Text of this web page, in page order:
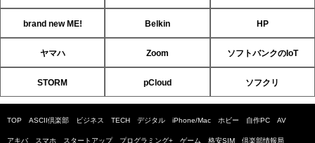
brand new ME! Belkin HP
ヤマハ Zoom ソフトバンクのIoT
STORM pCloud ソフクリ
TOP ASCII倶楽部 ビジネス TECH デジタル iPhone/Mac ホビー 自作PC AV
アキバ スマホ スタートアップ プログラミング+ ゲーム 格安SIM 倶楽部情報局